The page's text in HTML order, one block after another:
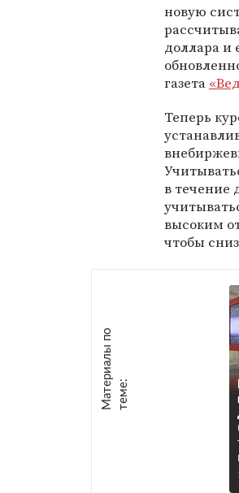
новую
доллара и
газета
Теперь
в течение
высоким
чтобы
М
а
т е
р
и
а
л
ы
п
о
т
е
м
е :